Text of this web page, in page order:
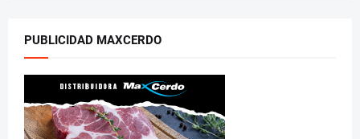
PUBLICIDAD MAXCERDO